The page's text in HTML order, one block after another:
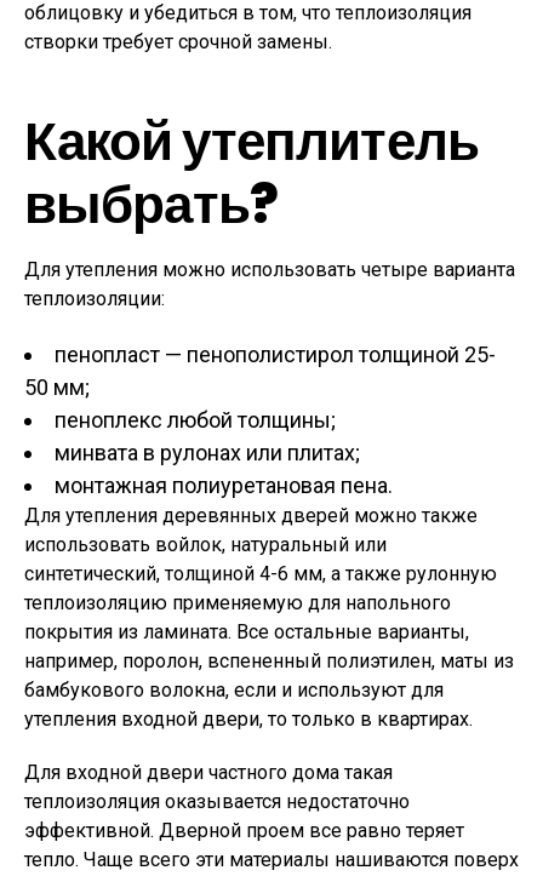
облицовку и убедиться в том, что теплоизоляция
створки требует срочной замены.
Какой утеплитель
выбрать?
Для утепления можно использовать четыре варианта
теплоизоляции:
пенопласт — пенополистирол толщиной 25-
50 мм;
пеноплекс любой толщины;
минвата в рулонах или плитах;
монтажная полиуретановая пена.
Для утепления деревянных дверей можно также
использовать войлок, натуральный или
синтетический, толщиной 4-6 мм, а также рулонную
теплоизоляцию применяемую для напольного
покрытия из ламината. Все остальные варианты,
например, поролон, вспененный полиэтилен, маты из
бамбукового волокна, если и используют для
утепления входной двери, то только в квартирах.
Для входной двери частного дома такая
теплоизоляция оказывается недостаточно
эффективной. Дверной проем все равно теряет
тепло. Чаще всего эти материалы нашиваются поверх